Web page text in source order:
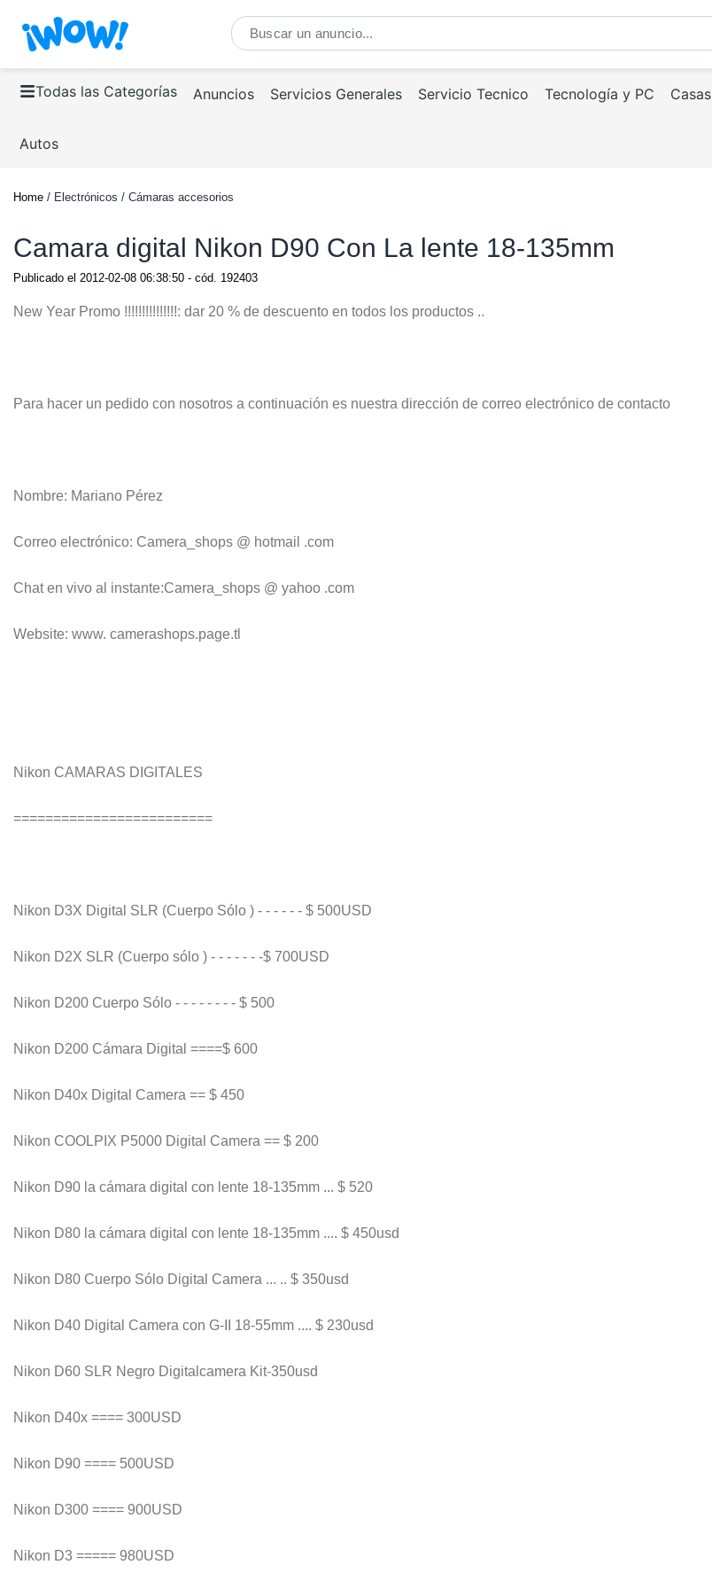
Todas las Categorías Anuncios Servicios Generales Servicio Tecnico Tecnología y PC Casas
Autos
Home / Electrónicos / Cámaras accesorios
Camara digital Nikon D90 Con La lente 18-135mm
Publicado el 2012-02-08 06:38:50 - cód. 192403
New Year Promo !!!!!!!!!!!!!!!: dar 20 % de descuento en todos los productos ..
Para hacer un pedido con nosotros a continuación es nuestra dirección de correo electrónico de contacto
Nombre: Mariano Pérez
Correo electrónico: Camera_shops @ hotmail .com
Chat en vivo al instante:Camera_shops @ yahoo .com
Website: www. camerashops.page.tl
Nikon CAMARAS DIGITALES
=========================
Nikon D3X Digital SLR (Cuerpo Sólo ) - - - - - - $ 500USD
Nikon D2X SLR (Cuerpo sólo ) - - - - - - -$ 700USD
Nikon D200 Cuerpo Sólo - - - - - - - - $ 500
Nikon D200 Cámara Digital ====$ 600
Nikon D40x Digital Camera == $ 450
Nikon COOLPIX P5000 Digital Camera == $ 200
Nikon D90 la cámara digital con lente 18-135mm ... $ 520
Nikon D80 la cámara digital con lente 18-135mm .... $ 450usd
Nikon D80 Cuerpo Sólo Digital Camera ... .. $ 350usd
Nikon D40 Digital Camera con G-II 18-55mm .... $ 230usd
Nikon D60 SLR Negro Digitalcamera Kit-350usd
Nikon D40x ==== 300USD
Nikon D90 ==== 500USD
Nikon D300 ==== 900USD
Nikon D3 ===== 980USD